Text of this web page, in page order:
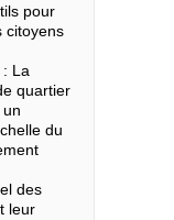
pour
citoyens
: La
quartier
du
des
leur